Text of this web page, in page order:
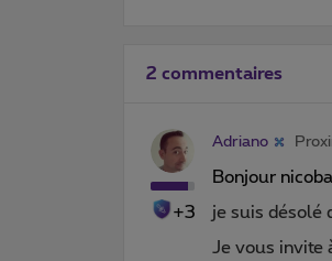
2 commentaires
+3
Adriano
Bonjour
je suis désolé
Je vous invite